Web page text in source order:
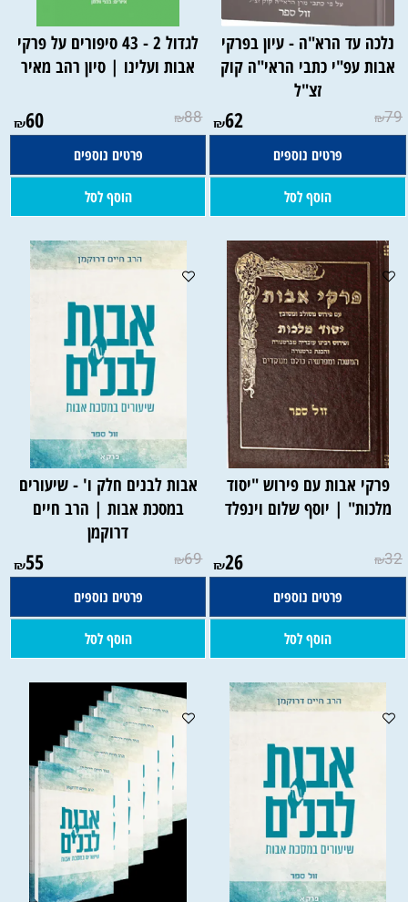
נלכה עד הרא"ה - עיון בפרקי
אבות עפ"י כתבי הראי"ה קוק
זצ"ל
₪79
₪62
פרטים נוספים
הוסף לסל
לגדול 2 - 43 סיפורים על פרקי
אבות ועלינו | סיון רהב מאיר
₪88
₪60
פרטים נוספים
הוסף לסל
פרקי אבות עם פירוש "יסוד
מלכות" | יוסף שלום וינפלד
₪32
₪26
פרטים נוספים
הוסף לסל
אבות לבנים חלק ו' - שיעורים
במסכת אבות | הרב חיים
דרוקמן
₪69
₪55
פרטים נוספים
הוסף לסל